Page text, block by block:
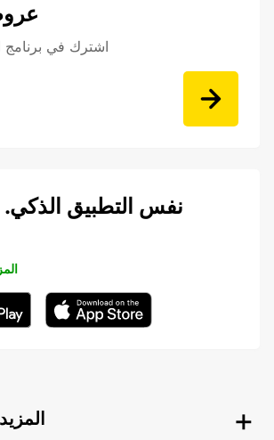
اشترك في برنامج
نفس التطبيق الذكي.